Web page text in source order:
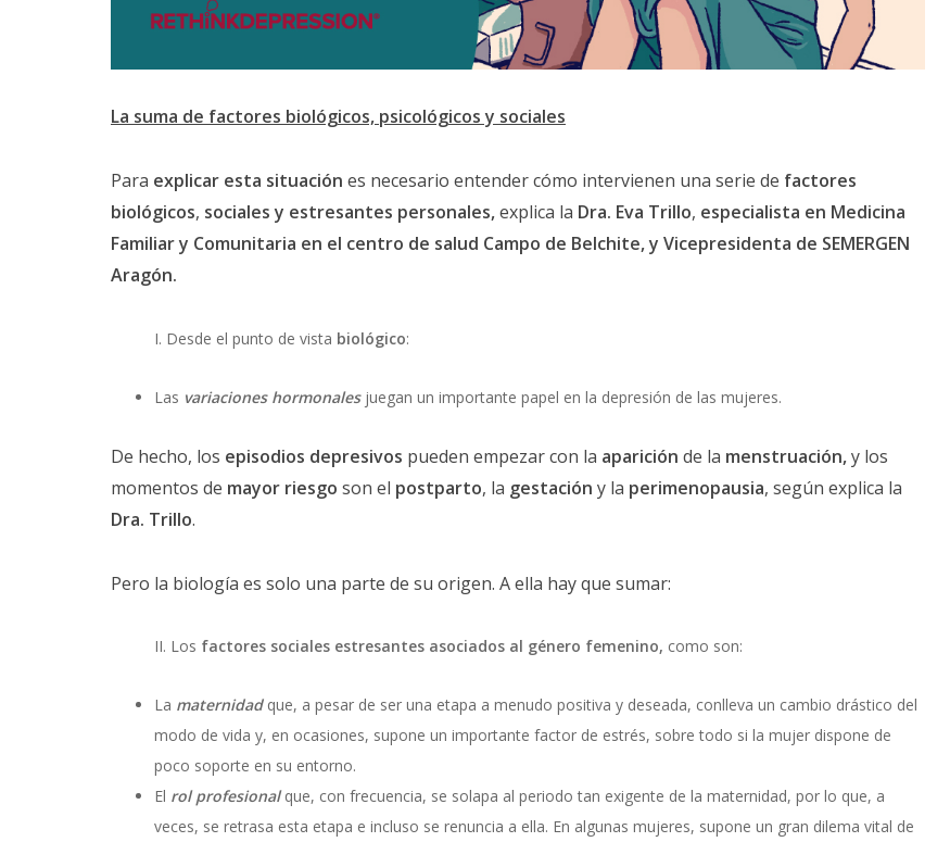
La suma de factores biológicos, psicológicos y sociales
Para explicar esta situación es necesario entender cómo intervienen una serie de factores
biológicos, sociales y estresantes personales,explica la Dra. Eva Trillo, especialista en Medicina
Familiar y Comunitaria en el centro de salud Campo de Belchite, y Vicepresidenta de SEMERGEN
Aragón.
Desde el punto de vista biológico:
Las variaciones hormonales juegan un importante papel en la depresión de las mujeres.
De hecho, los episodios depresivos pueden empezar con la aparición de la menstruación,y los
momentos de mayor riesgo son el postparto, la gestación y la perimenopausia, según explica la
Dra. Trillo.
Pero la biología es solo una parte de su origen. A ella hay que sumar:
Los factores sociales estresantes asociados al género femenino, como son:
La maternidadque, a pesar de ser una etapa a menudo positiva y deseada, conlleva un cambio drástico del
modo de vida y, en ocasiones, supone un importante factor de estrés, sobre todo si la mujer dispone de
poco soporte en su entorno.
El rol profesionalque, con frecuencia, se solapa al periodo tan exigente de la maternidad, por lo que, a
veces, se retrasa esta etapa e incluso se renuncia a ella. En algunas mujeres, supone un gran dilema vital de